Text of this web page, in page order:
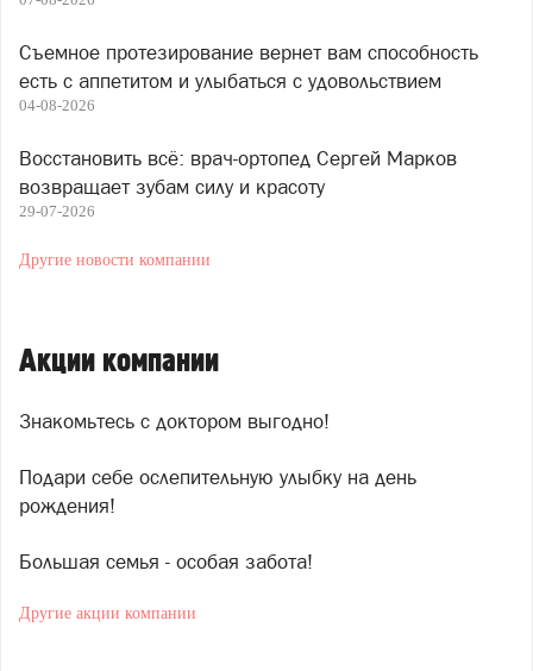
Съемное протезирование вернет вам способность
есть с аппетитом и улыбаться с удовольствием
04-08-2026
Восстановить всё: врач-ортопед Сергей Марков
возвращает зубам силу и красоту
29-07-2026
Другие новости компании
Акции компании
Знакомьтесь с доктором выгодно!
Подари себе ослепительную улыбку на день
рождения!
Большая семья - особая забота!
Другие акции компании